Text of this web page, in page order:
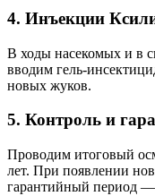
4. Инъекции
В ходы насекомых и в
вводим гель-
новых жуков.
5. Контроль и
Проводим итоговый
лет. При появлении
гарантийный период —